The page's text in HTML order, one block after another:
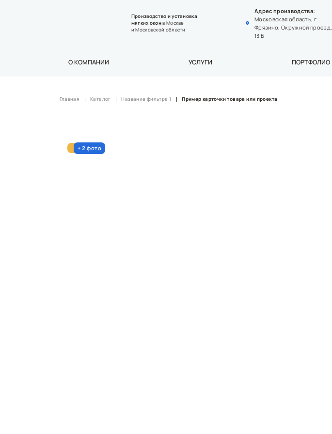
Производство и установка
мягких оконв Москве
и Московской области
Адрес производства:
Московская область, г.
Фрязино, Окружной проезд,
13 Б
О КОМПАНИИ УСЛУГИ ПОРТФОЛИО
Главная Каталог Название фильтра 1 Пример карточки товара или проекта
Новинка
+2 фото